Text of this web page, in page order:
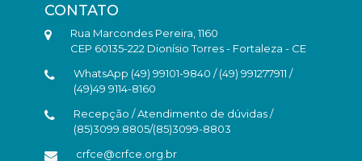
CONTATO
Rua Marcondes Pereira, 1160
CEP 60135-222 Dionísio Torres - Fortaleza - CE
WhatsApp (49) 99101-9840 / (49) 991277911 /
(49)49 9114-8160
Recepção / Atendimento de dúvidas /
(85)3099.8805/(85)3099-8803
crfce@crfce.org.br